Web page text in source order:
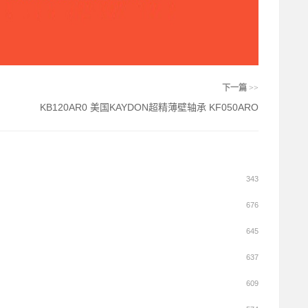
下一篇 >>
KB120AR0 美国KAYDON超精薄壁轴承 KF050ARO
343
676
645
637
609